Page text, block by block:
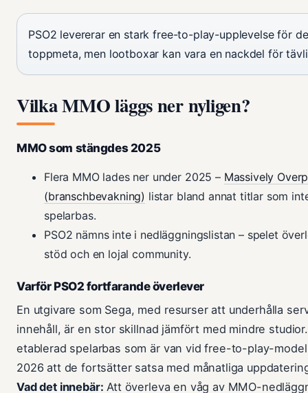
PSO2 levererar en stark free-to-play-upplevelse för
toppmeta, men lootboxar kan vara en nackdel för
Vilka MMO läggs ner nyligen?
MMO som stängdes 2025
Flera MMO lades ner under 2025 – Massively
(branschbevakning) listar bland annat titlar som
spelarbas.
PSO2 nämns inte i nedläggningslistan – spelet
stöd och en lojal community.
Varför PSO2 fortfarande överlever
En utgivare som Sega, med resurser att underhålla
innehåll, är en stor skillnad jämfört med mindre
etablerad spelarbas som är van vid free-to-play-
2026 att de fortsätter satsa med månatliga
Vad det innebär: Att överleva en våg av MMO-